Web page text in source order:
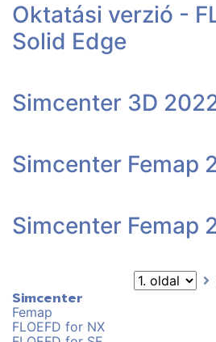
Oktatási verzió -
Solid Edge
Simcenter 3D
Simcenter Femap
Simcenter Femap
Simcenter
Femap
FLOEFD for NX